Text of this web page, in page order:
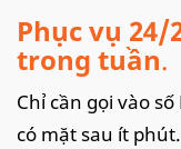
Phục vụ
trong tuần.
Chỉ cần gọi vào
có mặt sau ít phút.